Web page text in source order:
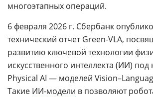
многоэтапных операций.
6 февраля 2026 г. Сбербанк
технический отчет Green-VLA,
развитию ключевой технологии
искусственного интеллекта (ИИ)
Physical AI — моделей
Такие ИИ-модели в позволяют